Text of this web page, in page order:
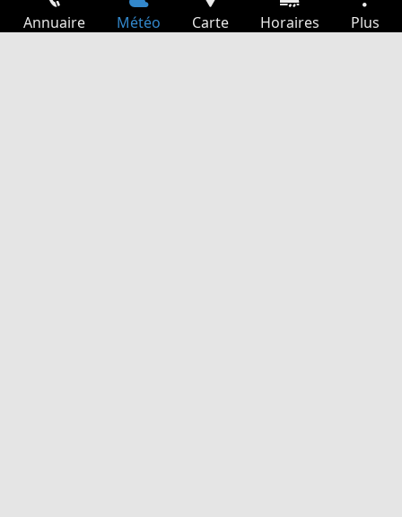
Annuaire Météo Carte Horaires Plus